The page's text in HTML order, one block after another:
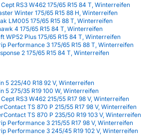
RS3 W462 175/65 R15 84 T, Winterreifen
Winter 175/65 R15 88 H, Winterreifen
LM005 175/65 R15 88 T, Winterreifen
4 175/65 R15 84 T, Winterreifen
WP52 Plus 175/65 R15 84 T, Winterreifen
Performance 3 175/65 R15 88 T, Winterreifen
2 175/65 R15 84 T, Winterreifen
5 225/40 R18 92 V, Winterreifen
5 275/35 R19 100 W, Winterreifen
RS3 W462 215/55 R17 98 V, Winterreifen
TS 870 P 215/55 R17 98 V, Winterreifen
TS 870 P 235/50 R19 103 V, Winterreifen
Performance 3 215/55 R17 98 V, Winterreifen
Performance 3 245/45 R19 102 V, Winterreifen